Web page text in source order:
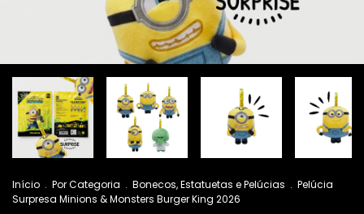
Início . Por Categoria . Bonecos, Estatuetas e Pelúcias . Pelúcia
Surpresa Minions & Monsters Burger King 2026